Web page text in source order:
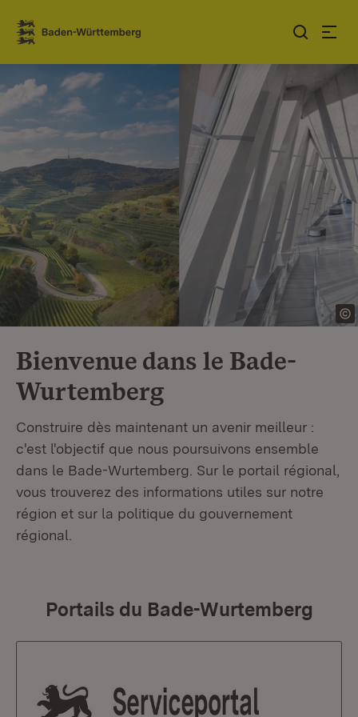
Sauter au contenu
Link zur Startseite
Bienvenue dans le Bade-
Wurtemberg
Construire dès maintenant un avenir meilleur :
c'est l'objectif que nous poursuivons ensemble
dans le Bade-Wurtemberg. Sur le portail régional,
vous trouverez des informations utiles sur notre
région et sur la politique du gouvernement
régional.
Portails du Bade-Wurtemberg